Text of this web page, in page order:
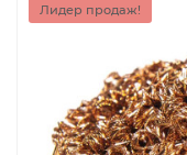
Лидер продаж!